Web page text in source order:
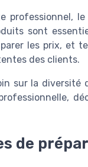
professionnel,
sont
les prix, et
des clients.
sur la diversité
de